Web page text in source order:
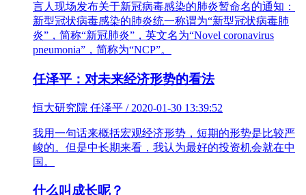
言人现场发布关于新冠病毒感染的肺炎暂命名的通知：
新型冠状病毒感染的肺炎统一称谓为“新型冠状病毒肺
炎”，简称“新冠肺炎”，英文名为“Novel coronavirus
pneumonia”，简称为“NCP”。
任泽平：对未来经济形势的看法
恒大研究院 任泽平 / 2020-01-30 13:39:52
我用一句话来概括宏观经济形势，短期的形势是比较严
峻的。但是中长期来看，我认为最好的投资机会就在中
国。
什么叫成长呢？